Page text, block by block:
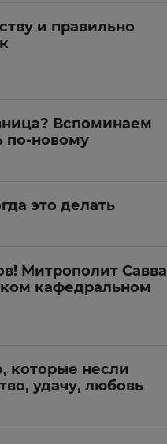
и правильно
Вспоминаем
по-новому
это делать
Митрополит Савва
кафедральном
которые несли
удачу, любовь